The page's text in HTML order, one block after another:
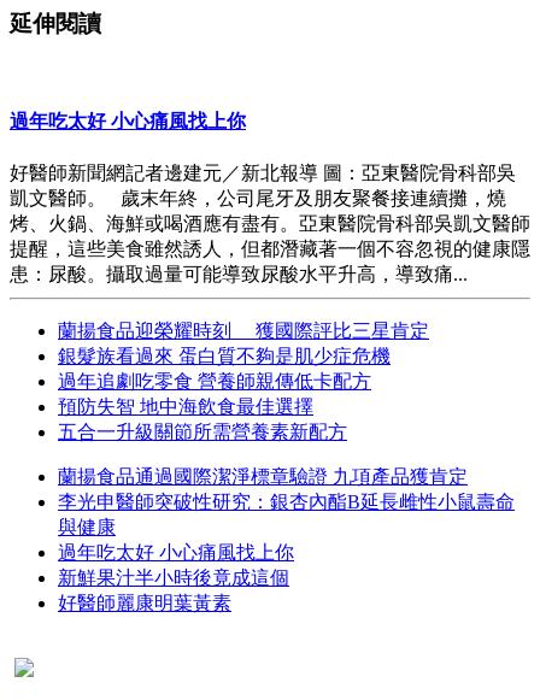
延伸閱讀
過年吃太好 小心痛風找上你
好醫師新聞網記者邊建元／新北報導 圖：亞東醫院骨科部吳
凱文醫師。 歲末年終，公司尾牙及朋友聚餐接連續攤，燒
烤、火鍋、海鮮或喝酒應有盡有。亞東醫院骨科部吳凱文醫師
提醒，這些美食雖然誘人，但都潛藏著一個不容忽視的健康隱
患：尿酸。攝取過量可能導致尿酸水平升高，導致痛...
蘭揚食品迎榮耀時刻 獲國際評比三星肯定
銀髮族看過來 蛋白質不夠是肌少症危機
過年追劇吃零食 營養師親傳低卡配方
預防失智 地中海飲食最佳選擇
五合一升級關節所需營養素新配方
蘭揚食品通過國際潔淨標章驗證 九項產品獲肯定
李光申醫師突破性研究：銀杏內酯B延長雌性小鼠壽命
與健康
過年吃太好 小心痛風找上你
新鮮果汁半小時後竟成這個
好醫師麗康明葉黃素